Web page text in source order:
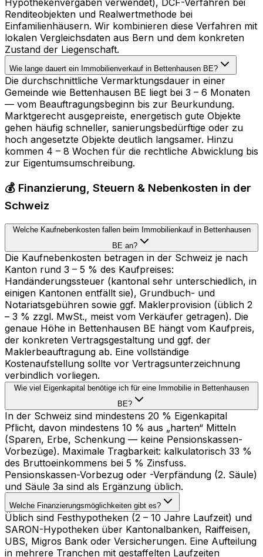
Renditeobjekten und Realwertmethode bei
Einfamilienhäusern. Wir kombinieren diese Verfahren mit
lokalen Vergleichsdaten aus Bern und dem konkreten
Zustand der Liegenschaft.
Wie lange dauert ein Immobilienverkauf in Bettenhausen BE?
Die durchschnittliche Vermarktungsdauer in einer
Gemeinde wie Bettenhausen BE liegt bei 3 – 6 Monaten
— vom Beauftragungsbeginn bis zur Beurkundung.
Marktgerecht ausgepreiste, energetisch gute Objekte
gehen häufig schneller, sanierungsbedürftige oder zu
hoch angesetzte Objekte deutlich langsamer. Hinzu
kommen 4 – 8 Wochen für die rechtliche Abwicklung bis
zur Eigentumsumschreibung.
💰 Finanzierung, Steuern & Nebenkosten in der
Schweiz
Welche Kaufnebenkosten fallen beim Immobilienkauf in Bettenhausen
BE an?
Die Kaufnebenkosten betragen in der Schweiz je nach
Kanton rund 3 – 5 % des Kaufpreises:
Handänderungssteuer (kantonal sehr unterschiedlich, in
einigen Kantonen entfällt sie), Grundbuch- und
Notariatsgebühren sowie ggf. Maklerprovision (üblich 2
– 3 % zzgl. MwSt., meist vom Verkäufer getragen). Die
genaue Höhe in Bettenhausen BE hängt vom Kaufpreis,
der konkreten Vertragsgestaltung und ggf. der
Maklerbeauftragung ab. Eine vollständige
Kostenaufstellung sollte vor Vertragsunterzeichnung
verbindlich vorliegen.
Wie viel Eigenkapital benötige ich für eine Immobilie in Bettenhausen
BE?
In der Schweiz sind mindestens 20 % Eigenkapital
Pflicht, davon mindestens 10 % aus „harten“ Mitteln
(Sparen, Erbe, Schenkung — keine Pensionskassen-
Vorbezüge). Maximale Tragbarkeit: kalkulatorisch 33 %
des Bruttoeinkommens bei 5 % Zinsfuss.
Pensionskassen-Vorbezug oder -Verpfändung (2. Säule)
und Säule 3a sind als Ergänzung üblich.
Welche Finanzierungsmöglichkeiten gibt es?
Üblich sind Festhypotheken (2 – 10 Jahre Laufzeit) und
SARON-Hypotheken über Kantonalbanken, Raiffeisen,
UBS, Migros Bank oder Versicherungen. Eine Aufteilung
in mehrere Tranchen mit gestaffelten Laufzeiten